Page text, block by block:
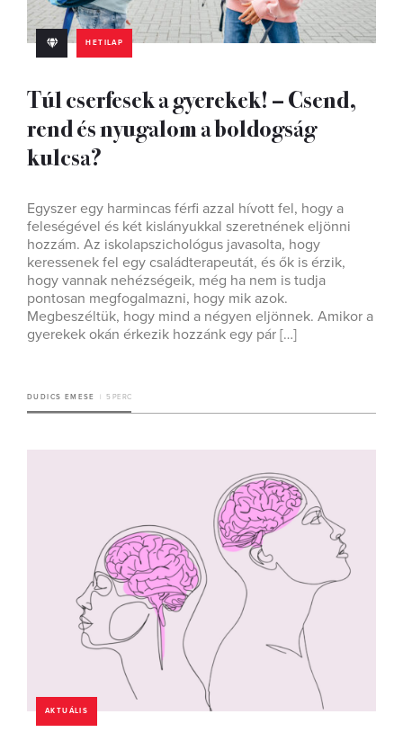
HETILAP
Túl cserfesek a gyerekek! – Csend,
rend és nyugalom a boldogság
kulcsa?
Egyszer egy harmincas férfi azzal hívott fel, hogy a
feleségével és két kislányukkal szeretnének eljönni
hozzám. Az iskolapszichológus javasolta, hogy
keressenek fel egy családterapeutát, és ők is érzik,
hogy vannak nehézségeik, még ha nem is tudja
pontosan megfogalmazni, hogy mik azok.
Megbeszéltük, hogy mind a négyen eljönnek. Amikor a
gyerekek okán érkezik hozzánk egy pár […]
DUDICS EMESE 5 PERC
AKTUÁLIS